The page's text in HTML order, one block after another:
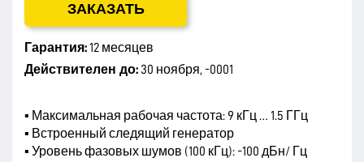
ЗАКАЗАТЬ
Гарантия:12 месяцев
Действителен до: 30 ноября, -0001
▪ Максимальная рабочая частота: 9 кГц … 1.5 ГГц
▪ Встроенный следящий генератор
▪ Уровень фазовых шумов (100 кГц): -100 дБн/ Гц